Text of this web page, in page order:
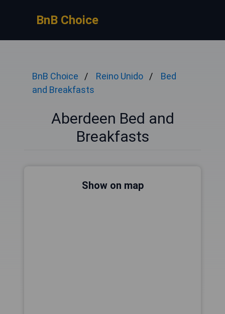
BnB Choice
BnB Choice Reino Unido
Bed
and Breakfasts
Aberdeen Bed and
Breakfasts
Show on map